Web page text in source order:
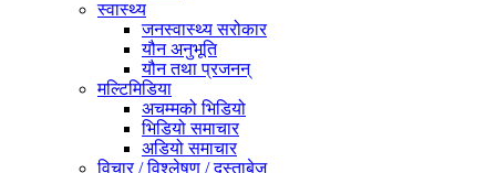
स्वास्थ्य
जनस्वास्थ्य सरोकार
यौन अनुभूति
यौन तथा प्रजनन्
मल्टिमिडिया
अचम्मको भिडियो
भिडियो समाचार
अडियो समाचार
विचार / विश्लेषण / दस्ताबेज